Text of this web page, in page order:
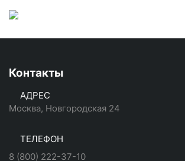
Контакты
АДРЕС
Москва, Новгородская 24
ТЕЛЕФОН
8 (800) 222-37-10